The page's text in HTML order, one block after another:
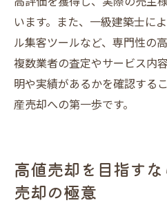
高評価を得るプレ
売主様動画インタ
口コミで選ばれる
容
実際の体験談が納
法
プレミアム売却で納得
います。また、一級建築士に
ル集客ツールなど、専門性の
複数業者の査定やサービス内
明や実績があるかを確認する
産売却への第一歩です。
高値売却を目指す
売却の極意